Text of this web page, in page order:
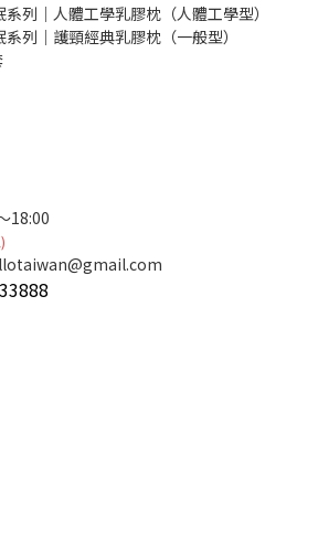
列｜人體工學乳膠枕（人體工學型）
列｜護頸經典乳膠枕（一般型）
18:00